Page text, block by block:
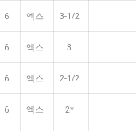
6 엑스 3-1/2
6 엑스 3
6 엑스 2-1/2
6 엑스 2*